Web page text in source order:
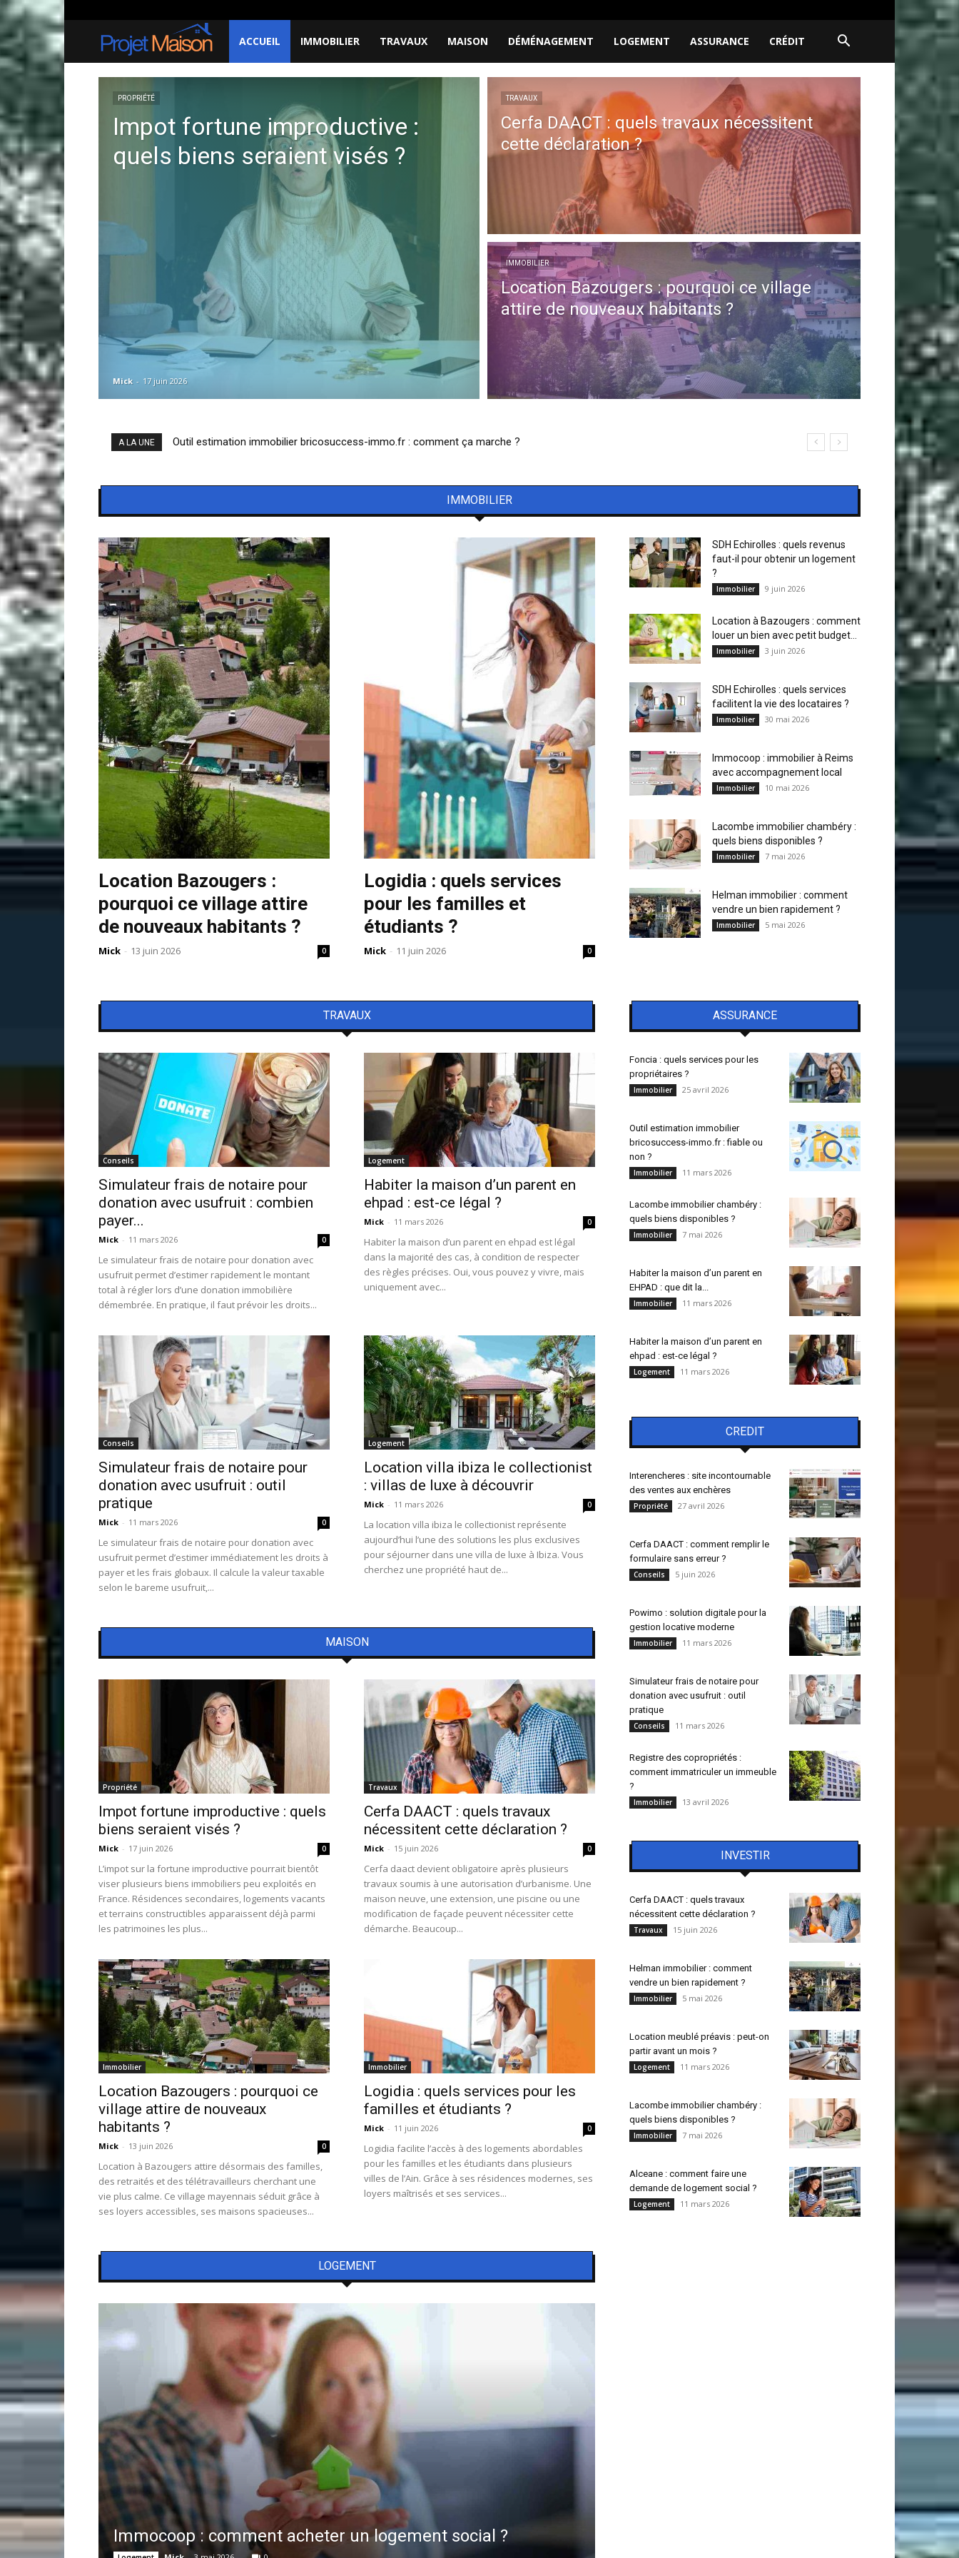
Projet
maison
ACCUEIL IMMOBILIER TRAVAUX MAISON DÉMÉNAGEMENT LOGEMENT ASSURANCE CRÉDIT
PROPRIÉTÉ
Impot fortune improductive :
quels biens seraient visés ?
Mick - 17 juin 2026
TRAVAUX
Cerfa DAACT : quels travaux nécessitent
cette déclaration ?
IMMOBILIER
Location Bazougers : pourquoi ce village
attire de nouveaux habitants ?
A LA UNE Outil estimation immobilier bricosuccess-immo.fr : comment ça marche ?
Afedim espace locataire : que peut-on faire sur la plateforme ?
IMMOBILIER
Location Bazougers :
pourquoi ce village attire
de nouveaux habitants ?
Mick - 13 juin 2026 0
Logidia : quels services
pour les familles et
étudiants ?
Mick - 11 juin 2026 0
SDH Echirolles : quels revenus
faut-il pour obtenir un logement
?
Immobilier 9 juin 2026
Location à Bazougers : comment
louer un bien avec petit budget...
Immobilier 3 juin 2026
SDH Echirolles : quels services
facilitent la vie des locataires ?
Immobilier 30 mai 2026
Immocoop : immobilier à Reims
avec accompagnement local
Immobilier 10 mai 2026
Lacombe immobilier chambéry :
quels biens disponibles ?
Immobilier 7 mai 2026
Helman immobilier : comment
vendre un bien rapidement ?
Immobilier 5 mai 2026
TRAVAUX
Conseils
Simulateur frais de notaire pour
donation avec usufruit : combien
payer...
Mick - 11 mars 2026 0
Le simulateur frais de notaire pour donation avec
usufruit permet d’estimer rapidement le montant
total à régler lors d’une donation immobilière
démembrée. En pratique, il faut prévoir les droits...
Logement
Habiter la maison d’un parent en
ehpad : est-ce légal ?
Mick - 11 mars 2026 0
Habiter la maison d’un parent en ehpad est légal
dans la majorité des cas, à condition de respecter
des règles précises. Oui, vous pouvez y vivre, mais
uniquement avec...
Conseils
Simulateur frais de notaire pour
donation avec usufruit : outil
pratique
Mick - 11 mars 2026 0
Le simulateur frais de notaire pour donation avec
usufruit permet d’estimer immédiatement les droits à
payer et les frais globaux. Il calcule la valeur taxable
selon le bareme usufruit,...
Logement
Location villa ibiza le collectionist
: villas de luxe à découvrir
Mick - 11 mars 2026 0
La location villa ibiza le collectionist représente
aujourd’hui l’une des solutions les plus exclusives
pour séjourner dans une villa de luxe à Ibiza. Vous
cherchez une propriété haut de...
MAISON
Propriété
Impot fortune improductive : quels
biens seraient visés ?
Mick - 17 juin 2026 0
L’impot sur la fortune improductive pourrait bientôt
viser plusieurs biens immobiliers peu exploités en
France. Résidences secondaires, logements vacants
et terrains constructibles apparaissent déjà parmi
les patrimoines les plus...
Travaux
Cerfa DAACT : quels travaux
nécessitent cette déclaration ?
Mick - 15 juin 2026 0
Cerfa daact devient obligatoire après plusieurs
travaux soumis à une autorisation d’urbanisme. Une
maison neuve, une extension, une piscine ou une
modification de façade peuvent nécessiter cette
démarche. Beaucoup...
Immobilier
Location Bazougers : pourquoi ce
village attire de nouveaux
habitants ?
Mick - 13 juin 2026 0
Location à Bazougers attire désormais des familles,
des retraités et des télétravailleurs cherchant une
vie plus calme. Ce village mayennais séduit grâce à
ses loyers accessibles, ses maisons spacieuses...
Immobilier
Logidia : quels services pour les
familles et étudiants ?
Mick - 11 juin 2026 0
Logidia facilite l’accès à des logements abordables
pour les familles et les étudiants dans plusieurs
villes de l’Ain. Grâce à ses résidences modernes, ses
loyers maîtrisés et ses services...
LOGEMENT
Immocoop : comment acheter un logement social ?
ASSURANCE
Foncia : quels services pour les
propriétaires ?
Immobilier 25 avril 2026
Outil estimation immobilier
bricosuccess-immo.fr : fiable ou
non ?
Immobilier 11 mars 2026
Lacombe immobilier chambéry :
quels biens disponibles ?
Immobilier 7 mai 2026
Habiter la maison d’un parent en
EHPAD : que dit la...
Immobilier 11 mars 2026
Habiter la maison d’un parent en
ehpad : est-ce légal ?
Logement 11 mars 2026
CREDIT
Interencheres : site incontournable
des ventes aux enchères
Propriété 27 avril 2026
Cerfa DAACT : comment remplir le
formulaire sans erreur ?
Conseils 5 juin 2026
Powimo : solution digitale pour la
gestion locative moderne
Immobilier 11 mars 2026
Simulateur frais de notaire pour
donation avec usufruit : outil
pratique
Conseils 11 mars 2026
Registre des copropriétés :
comment immatriculer un immeuble
?
Immobilier 13 avril 2026
INVESTIR
Cerfa DAACT : quels travaux
nécessitent cette déclaration ?
Travaux 15 juin 2026
Helman immobilier : comment
vendre un bien rapidement ?
Immobilier 5 mai 2026
Location meublé préavis : peut-on
partir avant un mois ?
Logement 11 mars 2026
Lacombe immobilier chambéry :
quels biens disponibles ?
Immobilier 7 mai 2026
Alceane : comment faire une
demande de logement social ?
Logement 11 mars 2026